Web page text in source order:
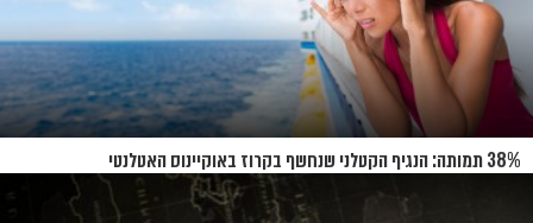
38% תמותה: הנגיף הקטלני שנחשף בקרוז באוקיינוס האטלנטי